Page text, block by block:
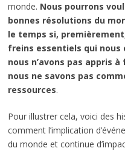
monde. Nous pourrons
bonnes résolutions du
le temps si,
freins essentiels qui
nous n’avons pas appris
nous ne savons pas
ressources.
Pour illustrer cela, voici des
comment l’implication
du monde et continue